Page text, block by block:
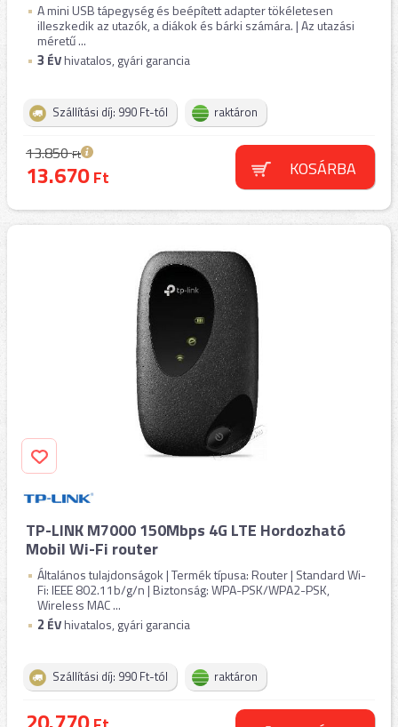
A mini USB tápegység és beépített adapter tökéletesen
illeszkedik az utazók, a diákok és bárki számára. | Az utazási
méretű ...
3 ÉVhivatalos, gyári garancia
Szállítási díj: 990 Ft-tól raktáron
13.850Ft
13.670Ft KOSÁRBA
TP-LINK M7000 150Mbps 4G LTE Hordozható
Mobil Wi-Fi router
Általános tulajdonságok | Termék típusa: Router | Standard Wi-
Fi: IEEE 802.11b/g/n | Biztonság: WPA-PSK/WPA2-PSK,
Wireless MAC ...
2 ÉVhivatalos, gyári garancia
Szállítási díj: 990 Ft-tól raktáron